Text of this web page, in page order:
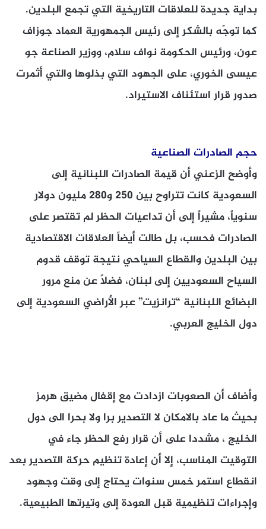
بداية جديدة للعلاقات التاريخية التي تجمع البلدين.
كما توجّه بالشكر إلى رئيس الجمهورية العماد جوزاف
عون، ورئيس الحكومة نواف سلام، ووزير الصناعة جو
عيسى الخوري، على الجهود التي بذلوها والتي أثمرت
صدور قرار استئناف الاستيراد.
حجم الصادرات الصناعية
وأوضح الزعني أن قيمة الصادرات اللبنانية إلى
السعودية كانت تتراوح بين 250 و280 مليون دولار
سنوياً، مشيراً إلى أن تداعيات الحظر لم تقتصر على
الصادرات فحسب، بل طالت أيضاً العلاقات الاقتصادية
بين البلدين والقطاع السياحي نتيجة توقف قدوم
السياح السعوديين إلى لبنان، فضلاً عن منع مرور
البضائع اللبنانية “ترانزيت” عبر الأراضي السعودية إلى
دول الخليج العربي.
وأضاف أن الصعوبات ازدادت مع إقفال مضيق هرمز
بحيث ما عاد بالامكان لا التصدير برا ولا بحرا الى دول
الخليج ، مشددا على أن قرار رفع الحظر جاء في
التوقيت المناسب، إلا أن إعادة تنظيم حركة التصدير بعد
انقطاع استمر خمس سنوات يحتاج إلى وقت وجهود
وإجراءات تنظيمية قبل العودة إلى وتيرتها الطبيعية.